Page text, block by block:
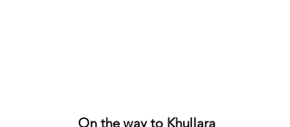
On the way to Khullara